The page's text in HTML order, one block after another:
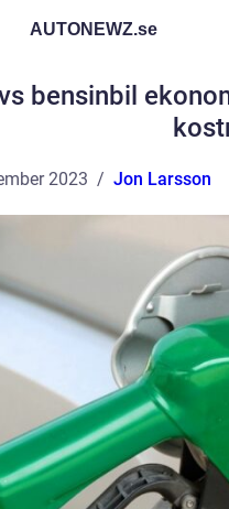
AUTONEWZ.se
bensinbil
2023 Jon Larsson